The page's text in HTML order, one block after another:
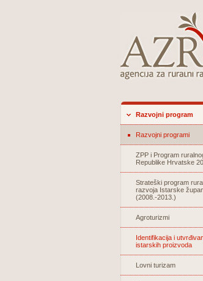
Razvojni program
Razvojni programi
ZPP i Program
Republike Hrvatske
Strateški program
razvoja Istarske
(2008.-2013.)
Agroturizmi
Identifikacija i
istarskih proizvoda
Lovni turizam